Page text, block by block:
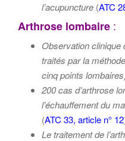
l’acupuncture (ATC
Arthrose lombaire :
Observation clinique
traités par la
cinq points
200 cas d’arthrose
l’échauffement du
(ATC 33, article n° 12
Le traitement de